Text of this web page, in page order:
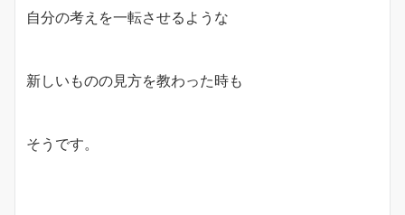
自分の考えを一転させるような
新しいものの見方を教わった時も
そうです。